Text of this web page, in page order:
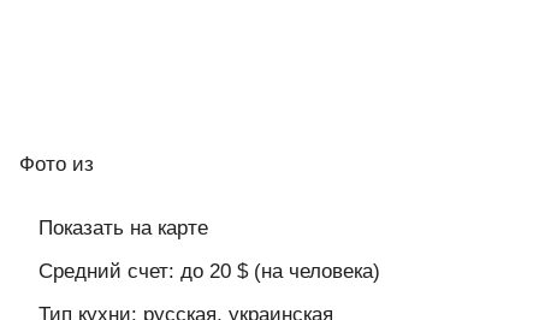
Фото из
Показать на карте
Средний счет: до 20 $ (на человека)
Тип кухни: русская, украинская